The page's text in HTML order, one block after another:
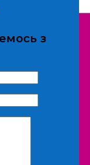
з